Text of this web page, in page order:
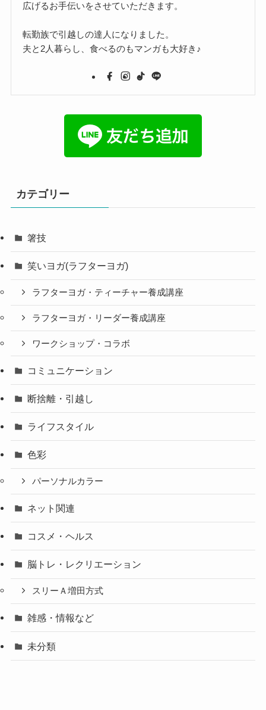
広げるお手伝いをさせていただきます。
転勤族で引越しの達人になりました。
夫と2人暮らし、食べるのもマンガも大好き♪
カテゴリー
箸技
笑いヨガ(ラフターヨガ)
ラフターヨガ・ティーチャー養成講座
ラフターヨガ・リーダー養成講座
ワークショップ・コラボ
コミュニケーション
断捨離・引越し
ライフスタイル
色彩
パーソナルカラー
ネット関連
コスメ・ヘルス
脳トレ・レクリエーション
スリーＡ増田方式
雑感・情報など
未分類